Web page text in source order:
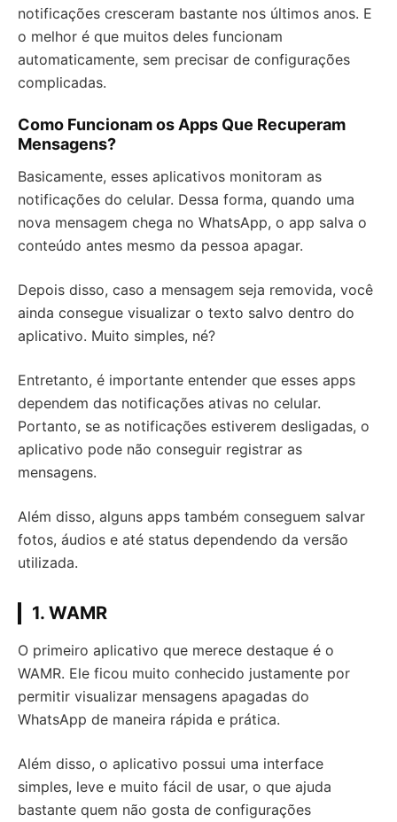
notificações cresceram bastante nos últimos anos. E
o melhor é que muitos deles funcionam
automaticamente, sem precisar de configurações
complicadas.
Como Funcionam os Apps Que Recuperam
Mensagens?
Basicamente, esses aplicativos monitoram as
notificações do celular. Dessa forma, quando uma
nova mensagem chega no WhatsApp, o app salva o
conteúdo antes mesmo da pessoa apagar.
Depois disso, caso a mensagem seja removida, você
ainda consegue visualizar o texto salvo dentro do
aplicativo. Muito simples, né?
Entretanto, é importante entender que esses apps
dependem das notificações ativas no celular.
Portanto, se as notificações estiverem desligadas, o
aplicativo pode não conseguir registrar as
mensagens.
Além disso, alguns apps também conseguem salvar
fotos, áudios e até status dependendo da versão
utilizada.
1. WAMR
O primeiro aplicativo que merece destaque é o
WAMR. Ele ficou muito conhecido justamente por
permitir visualizar mensagens apagadas do
WhatsApp de maneira rápida e prática.
Além disso, o aplicativo possui uma interface
simples, leve e muito fácil de usar, o que ajuda
bastante quem não gosta de configurações